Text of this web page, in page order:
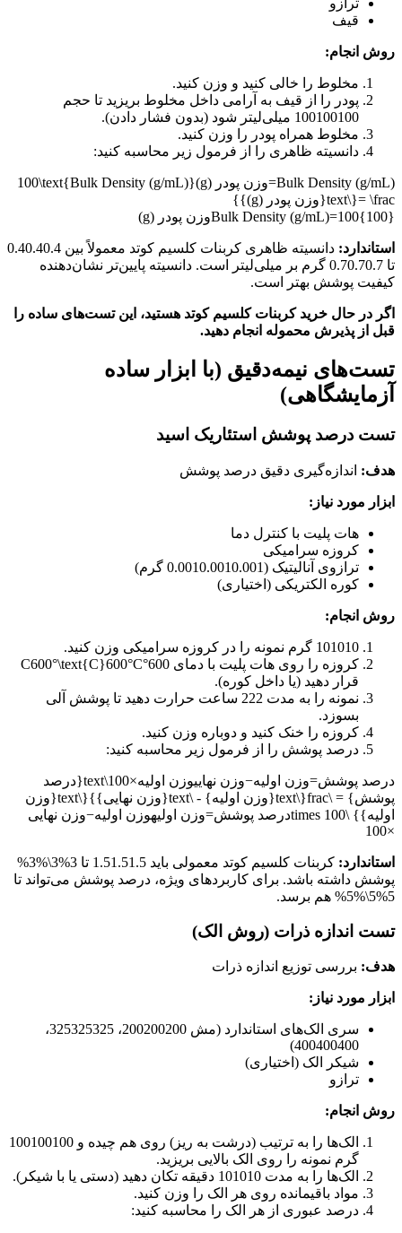
ترازو
قیف
روش انجام:
مخلوط را خالی کنید و وزن کنید.
پودر را از قیف به آرامی داخل مخلوط بریزید تا حجم
100100100
میلی‌لیتر شود (بدون فشار دادن).
مخلوط همراه پودر را وزن کنید.
دانسیته ظاهری را از فرمول زیر محاسبه کنید:
Bulk Density (g/mL)=وزن پودر (g)100\text{Bulk Density (g/mL)}
= \frac{\text{وزن پودر (g)}}
{100}
Bulk Density (g/mL)=100 وزن پودر (g)
استاندارد: دانسیته ظاهری کربنات کلسیم کوتد معمولاً بین 0.40.40.4
تا
0.70.70.7
گرم بر میلی‌لیتر است. دانسیته پایین‌تر نشان‌دهنده
کیفیت پوشش بهتر است.
اگر در حال خرید کربنات کلسیم کوتد هستید، این تست‌های ساده را
قبل از پذیرش محموله انجام دهید.
تست‌های نیمه‌دقیق (با ابزار ساده
آزمایشگاهی)
تست درصد پوشش استئاریک اسید
هدف: اندازه‌گیری دقیق درصد پوشش
ابزار مورد نیاز:
هات پلیت با کنترل دما
کروزه سرامیکی
ترازوی آنالیتیک (
0.0010.0010.001
گرم)
کوره الکتریکی (اختیاری)
روش انجام:
101010
گرم نمونه را در کروزه سرامیکی وزن کنید.
کروزه را روی هات پلیت با دمای 600°C600°\text{C}
600°C
قرار دهید (یا داخل کوره).
نمونه را به مدت
222
ساعت حرارت دهید تا پوشش آلی
بسوزد.
کروزه را خنک کنید و دوباره وزن کنید.
درصد پوشش را از فرمول زیر محاسبه کنید:
درصد پوشش=وزن اولیه−وزن نهاییوزن اولیه×100\text{درصد
پوشش} = \frac{\text{وزن اولیه} - \text{وزن نهایی}}{\text{وزن
اولیه}} \times 100
درصد پوشش=وزن اولیهوزن اولیه−وزن نهایی
×
100
استاندارد: کربنات کلسیم کوتد معمولی باید 1.51.51.5 تا 3%3\%
3%
پوشش داشته باشد. برای کاربردهای ویژه، درصد پوشش می‌تواند تا
5%5\%
5% هم برسد.
تست اندازه ذرات (روش الک)
هدف: بررسی توزیع اندازه ذرات
ابزار مورد نیاز:
سری الک‌های استاندارد (مش 200200200 ، 325325325
،
400400400
)
شیکر الک (اختیاری)
ترازو
روش انجام:
الک‌ها را به ترتیب (درشت به ریز) روی هم چیده و 100100100
گرم نمونه را روی الک بالایی بریزید.
الک‌ها را به مدت
101010
دقیقه تکان دهید (دستی یا با شیکر).
مواد باقیمانده روی هر الک را وزن کنید.
درصد عبوری از هر الک را محاسبه کنید: